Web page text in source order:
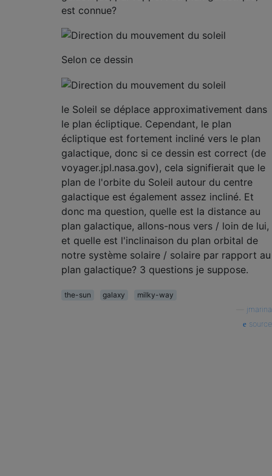
est connue?
Selon ce dessin
le Soleil se déplace approximativement dans
le plan écliptique. Cependant, le plan
écliptique est fortement incliné vers le plan
galactique, donc si ce dessin est correct (de
voyager.jpl.nasa.gov), cela signifierait que le
plan de l'orbite du Soleil autour du centre
galactique est également assez incliné. Et
donc ma question, quelle est la distance au
plan galactique, allons-nous vers / loin de lui,
et quelle est l'inclinaison du plan orbital de
notre système solaire / solaire par rapport au
plan galactique? 3 questions je suppose.
the-sun galaxy
milky-way
jmarina
source